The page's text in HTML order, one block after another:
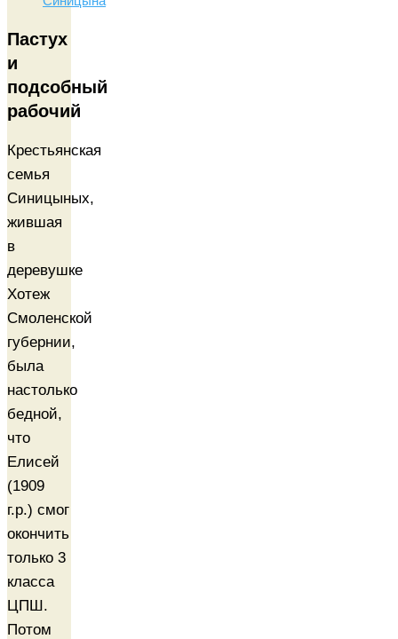
Пастух
и
подсобный
рабочий
Крестьянская
семья
Синицыных,
жившая
в
деревушке
Хотеж
Смоленской
губернии,
была
настолько
бедной,
что
Елисей
(1909
г.р.) смог
окончить
только 3
класса
ЦПШ.
Потом